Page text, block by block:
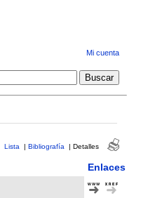
Mi cuenta
Lista | Bibliografía | Detalles
Enlaces